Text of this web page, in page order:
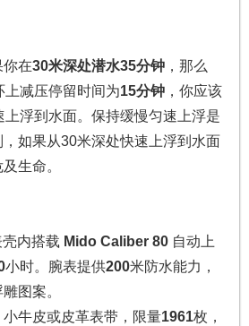
你在30米深处潜水35分钟，那么
减压停留时间为15分钟，你应该
浮到水面。保持缓慢匀速上浮是
如果从30米深处快速上浮到水面
生命。
内搭载 Mido Caliber 80自动上
小时。腕表提供200米防水能力，
图案。
牛皮或皮革表带，限量1961枚，